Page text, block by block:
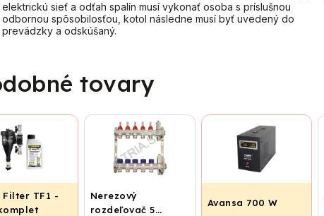
elektrickú sieť a odťah spalín musí vykonať osoba s príslušnou
odbornou spôsobilosťou, kotol následne musí byť uvedený do
prevádzky a odskúšaný.
tovary
TF1 -
Nerezový
rozdeľovač 5
Avansa 700 W